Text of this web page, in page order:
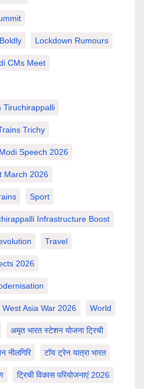
Lockdown Rumours
CMs Meet
Tiruchirappalli
Trichy
Speech 2026
March 2026
Sport
Infrastructure Boost
Travel
2026
West Asia War 2026 World
अमृत भारत स्टेशन योजना ट्रिची
नीलगिरि टॉय ट्रेन यात्रा भारत
ट्रिची विकास परियोजनाएं 2026